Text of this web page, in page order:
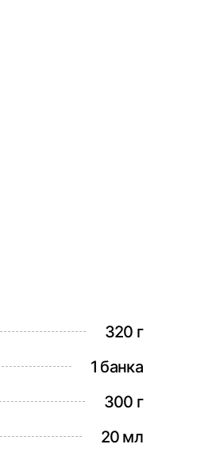
320 г
1 банка
300 г
20 мл